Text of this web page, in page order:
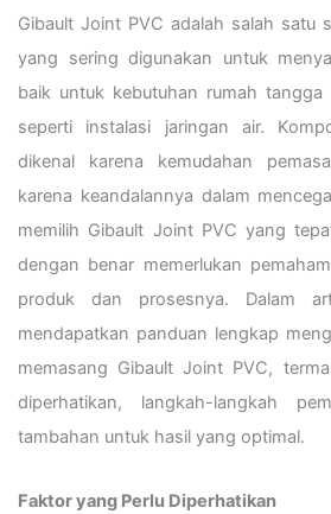
Gibault Joint PVC adalah salah satu
yang sering digunakan untuk
baik untuk kebutuhan rumah
seperti instalasi jaringan air.
dikenal karena kemudahan
karena keandalannya dalam
memilih Gibault Joint PVC yang
dengan benar memerlukan
produk dan prosesnya. Dalam
mendapatkan panduan lengkap
memasang Gibault Joint PVC,
diperhatikan, langkah-langkah
tambahan untuk hasil yang optimal.
Faktor yang Perlu Diperhatikan